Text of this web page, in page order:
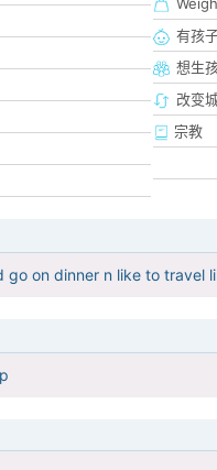
有孩
想生
改变
宗教
on dinner n like to travel